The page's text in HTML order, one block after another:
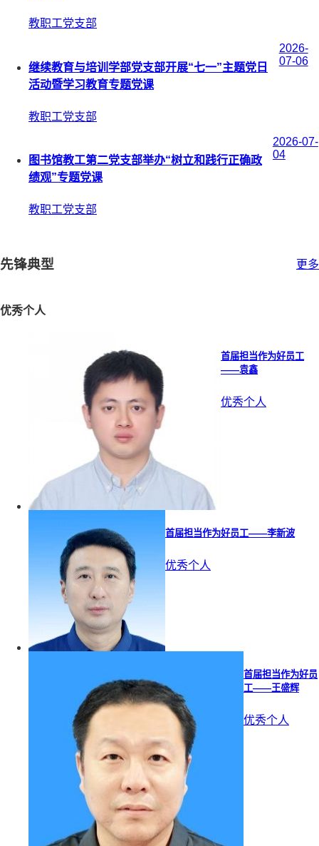
教职工党支部
继续教育与培训学部党支部开展“七一”主题党日
活动暨学习教育专题党课
教职工党支部
2026-
07-06
图书馆教工第二党支部举办“树立和践行正确政
绩观”专题党课
教职工党支部
2026-07-
04
先锋典型 更多
优秀个人
首届担当作为好员工
——袁鑫
优秀个人
首届担当作为好员工——李新波
优秀个人
首届担当作为好员
工——王盛辉
优秀个人